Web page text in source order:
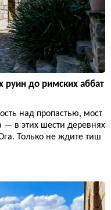
руин до римских аббат
над пропастью, мост
— в этих шести деревнях
Только не ждите тиш